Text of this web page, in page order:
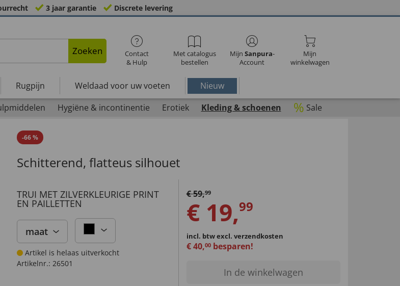
3 jaar garantie Discrete levering
Zoeken
Contact
& Hulp
Met catalogus
bestellen
Mijn Sanpura-
Account
Mijn
winkelwagen
Rugpijn Weldaad voor uw voeten
Nieuw
Hygiëne & incontinentie Erotiek Kleding & schoenen % Sale
-66%
Schitterend, flatteus silhouet
TRUI MET ZILVERKLEURIGE PRINT
EN PAILLETTEN
maat
Artikel is helaas uitverkocht
Artikelnr.: 26501
€59,99
€ 19,99
incl. btwexcl. verzendkosten
€40,00besparen!
In de winkelwagen